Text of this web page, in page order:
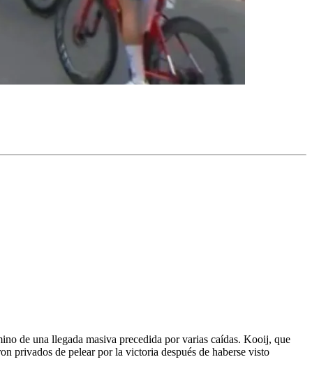
de una llegada masiva precedida por varias caídas. Kooij, que
privados de pelear por la victoria después de haberse visto